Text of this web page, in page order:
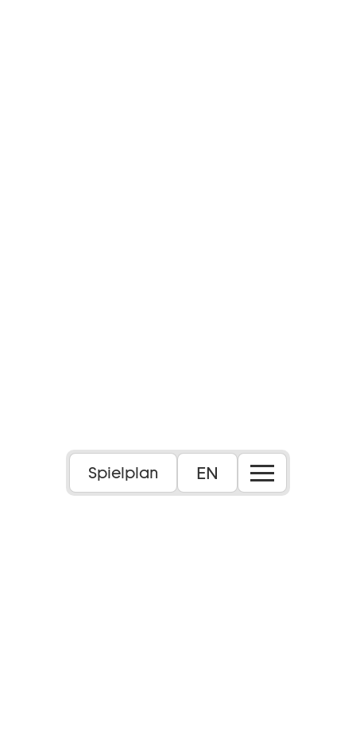
Spielplan EN